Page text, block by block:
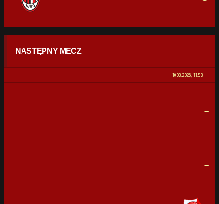
STATYSTYKI
0% 100%
NASTĘPNY MECZ
10.08.2026, 11:58
-
-